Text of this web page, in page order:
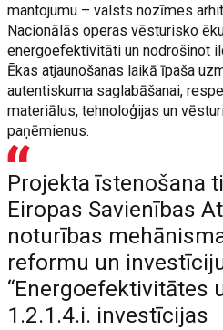
mantojumu – valsts nozīmes
Nacionālās operas vēsturisko
energoefektivitāti un nodrošinot
Ēkas atjaunošanas laikā īpaša
autentiskuma saglabāšanai,
materiālus, tehnoloģijas un
paņēmienus.
Projekta īstenošana
Eiropas Savienības
noturības
reformu un
“Energoefektivitātes
1.2.1.4.i. investīcijas